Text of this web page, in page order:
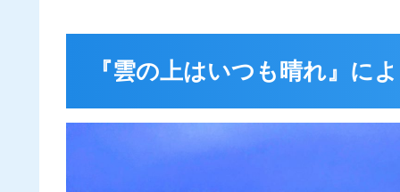
『雲の上はいつも晴れ』に